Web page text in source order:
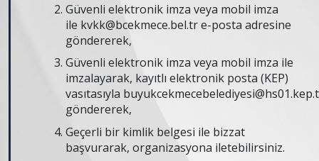
Güvenli elektronik imza veya mobil imza
ile kvkk@bcekmece.bel.tre-posta adresine
göndererek,
Güvenli elektronik imza veya mobil imza ile
imzalayarak, kayıtlı elektronik posta (KEP)
vasıtasıyla
göndererek,
Geçerli bir kimlik belgesi ile bizzat
başvurarak, organizasyona iletebilirsiniz.